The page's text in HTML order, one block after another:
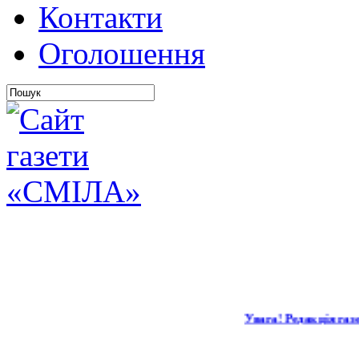
Контакти
Оголошення
Увага! Редакція